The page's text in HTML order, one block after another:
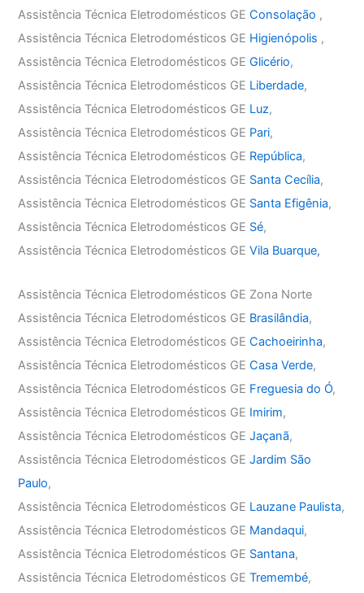
Assistência Técnica Eletrodomésticos GEConsolação ,
Assistência Técnica Eletrodomésticos GE Higienópolis ,
Assistência Técnica Eletrodomésticos GEGlicério,
Assistência Técnica Eletrodomésticos GE Liberdade,
Assistência Técnica Eletrodomésticos GE Luz,
Assistência Técnica Eletrodomésticos GE Pari,
Assistência Técnica Eletrodomésticos GE República,
Assistência Técnica Eletrodomésticos GE Santa Cecília,
Assistência Técnica Eletrodomésticos GE Santa Efigênia,
Assistência Técnica Eletrodomésticos GE Sé,
Assistência Técnica Eletrodomésticos GEVila Buarque,
Assistência Técnica Eletrodomésticos GE Zona Norte
Assistência Técnica Eletrodomésticos GE Brasilândia,
Assistência Técnica Eletrodomésticos GECachoeirinha,
Assistência Técnica Eletrodomésticos GECasa Verde,
Assistência Técnica Eletrodomésticos GE Freguesia do Ó,
Assistência Técnica Eletrodomésticos GE Imirim,
Assistência Técnica Eletrodomésticos GEJaçanã,
Assistência Técnica Eletrodomésticos GEJardim São
Paulo,
Assistência Técnica Eletrodomésticos GE Lauzane Paulista,
Assistência Técnica Eletrodomésticos GE Mandaqui,
Assistência Técnica Eletrodomésticos GE Santana,
Assistência Técnica Eletrodomésticos GETremembé,